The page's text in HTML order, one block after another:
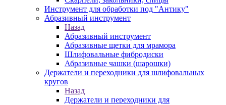
Инструмент для обработки под "Антику"
Абразивный инструмент
Назад
Абразивный инструмент
Абразивные щетки для мрамора
Шлифовальные фибродиски
Абразивные чашки (шарошки)
Держатели и переходники для шлифовальных
кругов
Назад
Держатели и переходники для